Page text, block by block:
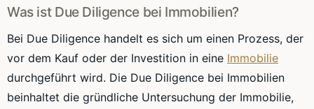
Was ist Due Diligence bei Immobilien?
Bei Due Diligence handelt es sich um einen Prozess, der
vor dem Kauf oder der Investition in eine Immobilie
durchgeführt wird. Die Due Diligence bei Immobilien
beinhaltet die gründliche Untersuchung der Immobilie,